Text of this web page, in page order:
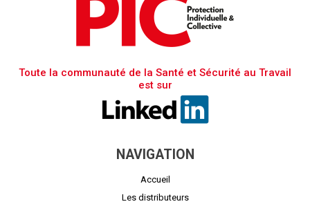
Toute la communauté de la Santé et Sécurité au Travail
est sur
NAVIGATION
Accueil
Les distributeurs